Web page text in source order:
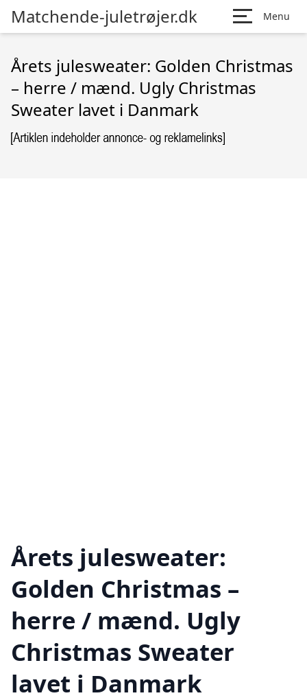
Matchende-juletrøjer.dk Menu
Årets julesweater: Golden Christmas
– herre / mænd. Ugly Christmas
Sweater lavet i Danmark
Årets julesweater:
Golden Christmas –
herre / mænd. Ugly
Christmas Sweater
lavet i Danmark